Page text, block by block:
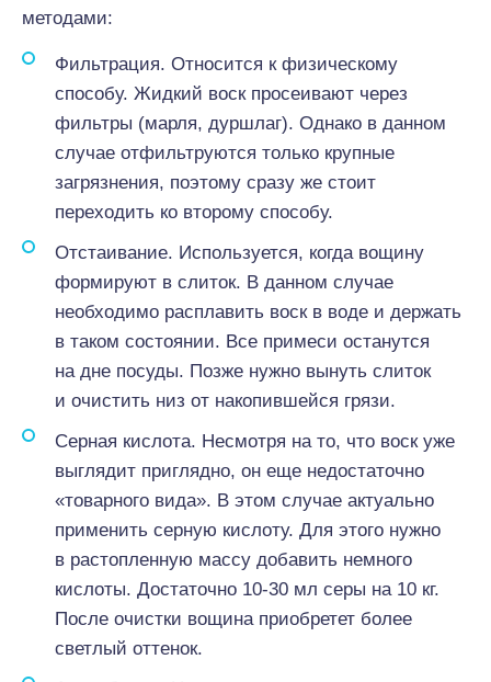
методами:
Фильтрация. Относится к физическому
способу. Жидкий воск просеивают через
фильтры (марля, дуршлаг). Однако в данном
случае отфильтруются только крупные
загрязнения, поэтому сразу же стоит
переходить ко второму способу.
Отстаивание. Используется, когда вощину
формируют в слиток. В данном случае
необходимо расплавить воск в воде и держать
в таком состоянии. Все примеси останутся
на дне посуды. Позже нужно вынуть слиток
и очистить низ от накопившейся грязи.
Серная кислота. Несмотря на то, что воск уже
выглядит приглядно, он еще недостаточно
«товарного вида». В этом случае актуально
применить серную кислоту. Для этого нужно
в растопленную массу добавить немного
кислоты. Достаточно 10-30 мл серы на 10 кг.
После очистки вощина приобретет более
светлый оттенок.